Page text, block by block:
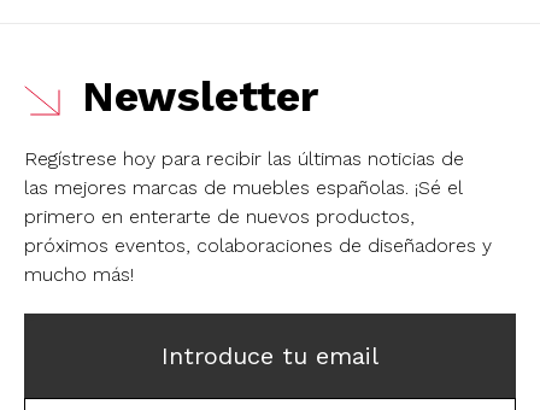
Newsletter
Regístrese hoy para recibir las últimas noticias de
las mejores marcas de muebles españolas. ¡Sé el
primero en enterarte de nuevos productos,
próximos eventos, colaboraciones de diseñadores y
mucho más!
Introduce tu email